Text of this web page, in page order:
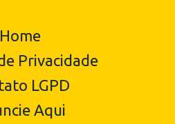
Home
Privacidade
LGPD
Aqui